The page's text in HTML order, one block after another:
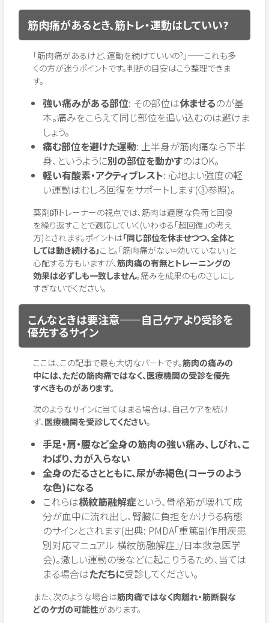
筋肉痛があるとき、筋トレ・運動はしていい?
「筋肉痛があるけど、運動を続けていいの?」——これも多
くの方が迷うポイントです。判断の目安はこう整理できま
す。
強い痛みがある部位: その部位は休ませるのが基
本。痛みをこらえて同じ部位を追い込むのは避けま
しょう。
痛む部位を避けた運動: 上半身が筋肉痛なら下半
身、というように別の部位を動かすのはOK。
軽い有酸素・アクティブレスト: 心地よい強度の軽
い運動はむしろ回復をサポートします(③参照)。
薬剤師トレーナーの視点では、筋肉は適度な負荷と回復
を繰り返すことで適応していく(いわゆる「超回復」の考え
方)とされます。ポイントは「同じ部位を休ませつつ、全体と
しては動き続ける」こと。「筋肉痛がない=効いていない」と
心配する方もいますが、 筋肉痛の有無とトレーニングの
効果は必ずしも一致しません。痛みを成果のものさしにし
すぎないでください。
こんなときは要注意——自己ケアより受診を
優先するサイン
ここは、この記事で最も大切なパートです。筋肉の痛みの
中には、ただの筋肉痛ではなく、医療機関の受診を優先
すべきものがあります。
次のようなサインに当てはまる場合は、自己ケアを続け
ず、 医療機関を受診してください。
手足・肩・腰など全身の筋肉の強い痛み、しびれ、こ
わばり、力が入らない
全身のだるさとともに、尿が赤褐色(コーラのよう
な色)になる
これらは横紋筋融解症という、骨格筋が壊れて成
分が血中に流れ出し、腎臓に負担をかけうる病態
のサインとされます(出典: PMDA「重篤副作用疾患
別対応マニュアル 横紋筋融解症」/日本救急医学
会)。激しい運動の後などに起こりうるため、当ては
まる場合はただちに受診してください。
また、次のような場合は筋肉痛ではなく肉離れ・筋断裂な
どのケガの可能性があります。